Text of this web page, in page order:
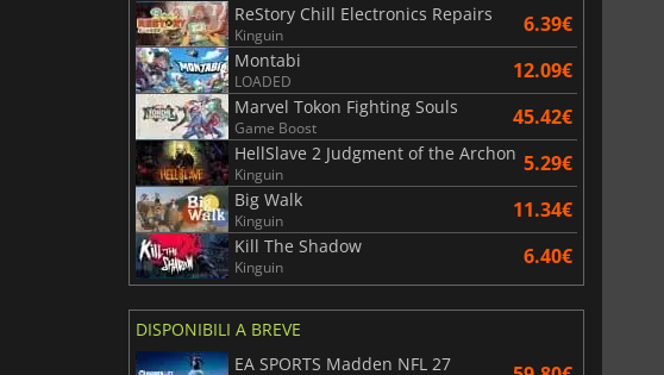
ReStory Chill Electronics Repairs
Kinguin 6.39€
Montabi
LOADED 12.09€
Marvel Tokon Fighting Souls
Game Boost 45.42€
HellSlave 2 Judgment of the Archon
Kinguin 5.29€
Big Walk
Kinguin 11.34€
Kill The Shadow
Kinguin 6.40€
DISPONIBILI A BREVE
EA SPORTS Madden NFL 27